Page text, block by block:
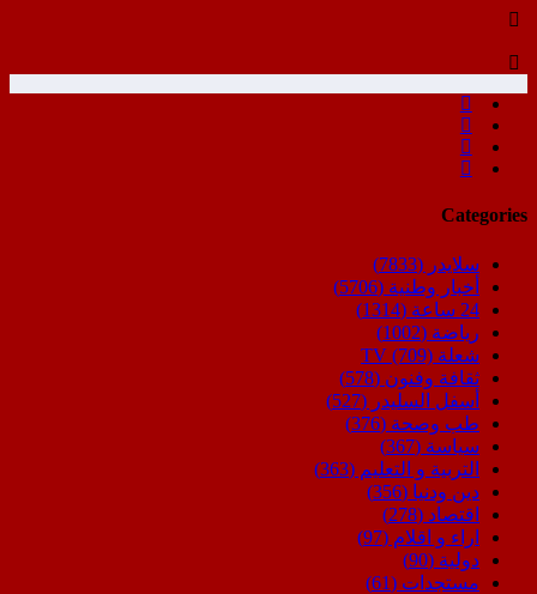
Categories
سلايدر (7833)
أخبار وطنية (5706)
24 ساعة
(1314)
رياضة (1002)
شعلة TV (709)
ثقافة وفنون (578)
أسفل السليدر (527)
طب وصحة (376)
سياسة (367)
التربية و التعليم (363)
دين ودنيا (356)
اقتصاد (278)
اراء و اقلام (97)
دولية (90)
مستجدات (61)